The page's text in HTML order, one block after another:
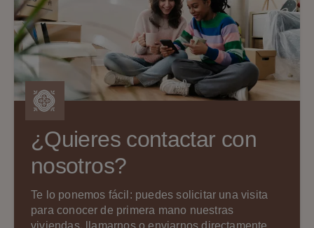
¿Quieres contactar con
nosotros?
Te lo ponemos fácil: puedes solicitar una visita
para conocer de primera mano nuestras
viviendas, llamarnos o enviarnos directamente